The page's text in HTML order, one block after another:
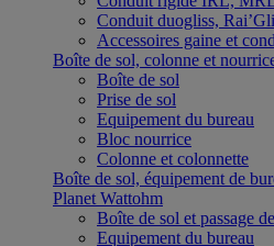
Conduit duogliss,
Accessoires gaine et
Boîte de sol, colonne et
Boîte de sol
Prise de sol
Equipement du bureau
Bloc nourrice
Colonne et colonnette
Boîte de sol, équipement de
Planet Wattohm
Boîte de sol et passage
Equipement du bureau